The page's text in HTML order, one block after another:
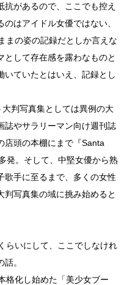
があるので、ここでも控え
はアイドル女優ではない、
まの姿の記録だとしか言えな
として存在感を露わなものと
いていたとはいえ、記録とし
判写真集としては異例の大
誌やサラリーマン向け週刊誌
店頭の本棚にまで『Santa
発。そして、中堅女優から熟
歌手に至るまで、多くの女性
判写真集の域に挑み始めると
らいにして、ここでしなけれ
。
格化し始めた「美少女ブー